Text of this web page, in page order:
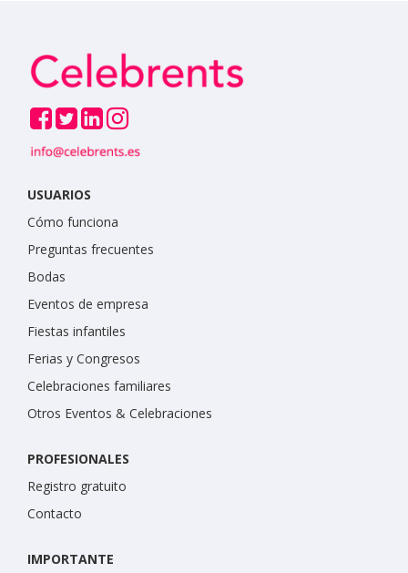
USUARIOS
Cómo funciona
Preguntas frecuentes
Bodas
Eventos de empresa
Fiestas infantiles
Ferias y Congresos
Celebraciones familiares
Otros Eventos & Celebraciones
PROFESIONALES
Registro gratuito
Contacto
IMPORTANTE